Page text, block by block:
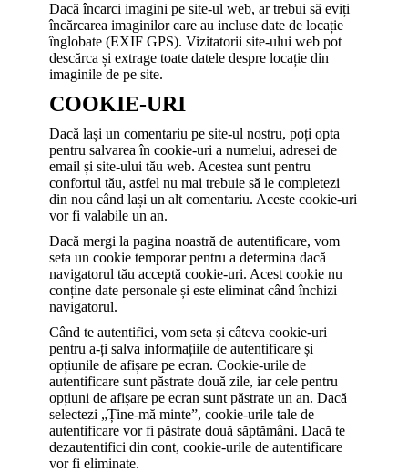
Dacă încarci imagini pe site-ul web, ar trebui să eviți
încărcarea imaginilor care au incluse date de locație
înglobate (EXIF GPS). Vizitatorii site-ului web pot
descărca și extrage toate datele despre locație din
imaginile de pe site.
COOKIE-URI
Dacă lași un comentariu pe site-ul nostru, poți opta
pentru salvarea în cookie-uri a numelui, adresei de
email și site-ului tău web. Acestea sunt pentru
confortul tău, astfel nu mai trebuie să le completezi
din nou când lași un alt comentariu. Aceste cookie-uri
vor fi valabile un an.
Dacă mergi la pagina noastră de autentificare, vom
seta un cookie temporar pentru a determina dacă
navigatorul tău acceptă cookie-uri. Acest cookie nu
conține date personale și este eliminat când închizi
navigatorul.
Când te autentifici, vom seta și câteva cookie-uri
pentru a-ți salva informațiile de autentificare și
opțiunile de afișare pe ecran. Cookie-urile de
autentificare sunt păstrate două zile, iar cele pentru
opțiuni de afișare pe ecran sunt păstrate un an. Dacă
selectezi „Ține-mă minte”, cookie-urile tale de
autentificare vor fi păstrate două săptămâni. Dacă te
dezautentifici din cont, cookie-urile de autentificare
vor fi eliminate.